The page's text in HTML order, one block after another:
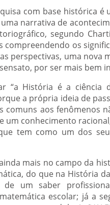
com base histórica
narrativa de
segundo
compreendendo os
perspectivas, uma nova
por ser mais bem
“a História é a ciência
a própria ideia de
comuns aos fenômenos
um conhecimento
tem como um dos
mais no campo da
do que na História
um saber
escolar; já a